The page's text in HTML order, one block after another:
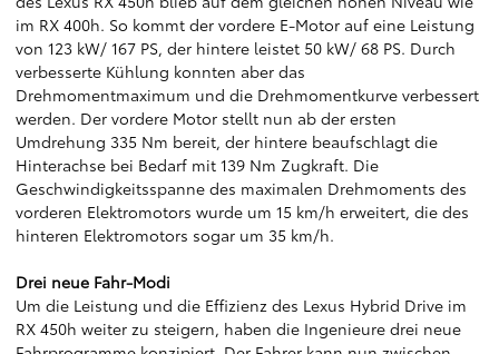
im RX 400h. So kommt der vordere E-Motor auf eine Leistung
von 123 kW/ 167 PS, der hintere leistet 50 kW/ 68 PS. Durch
verbesserte Kühlung konnten aber das
Drehmomentmaximum und die Drehmomentkurve verbessert
werden. Der vordere Motor stellt nun ab der ersten
Umdrehung 335 Nm bereit, der hintere beaufschlagt die
Hinterachse bei Bedarf mit 139 Nm Zugkraft. Die
Geschwindigkeitsspanne des maximalen Drehmoments des
vorderen Elektromotors wurde um 15 km/h erweitert, die des
hinteren Elektromotors sogar um 35 km/h.
Drei neue Fahr-Modi
Um die Leistung und die Effizienz des Lexus Hybrid Drive im
RX 450h weiter zu steigern, haben die Ingenieure drei neue